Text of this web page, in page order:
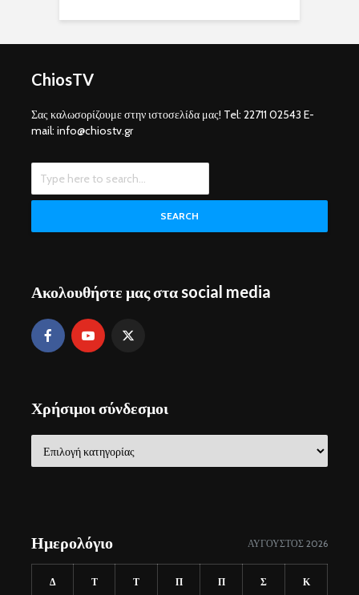
ChiosTV
Σας καλωσορίζουμε στην ιστοσελίδα μας! Tel: 22711 02543 E-
mail: info@chiostv.gr
SEARCH
Ακολουθήστε μας στα social media
Χρήσιμοι σύνδεσμοι
σύνδεσμοι
Ημερολόγιο ΑΎΓΟΥΣΤΟΣ 2026
Δ Τ Τ Π Π Σ Κ